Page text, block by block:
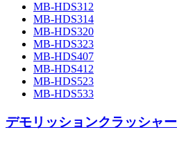
MB-HDS312
MB-HDS314
MB-HDS320
MB-HDS323
MB-HDS407
MB-HDS412
MB-HDS523
MB-HDS533
デモリッションクラッシャー